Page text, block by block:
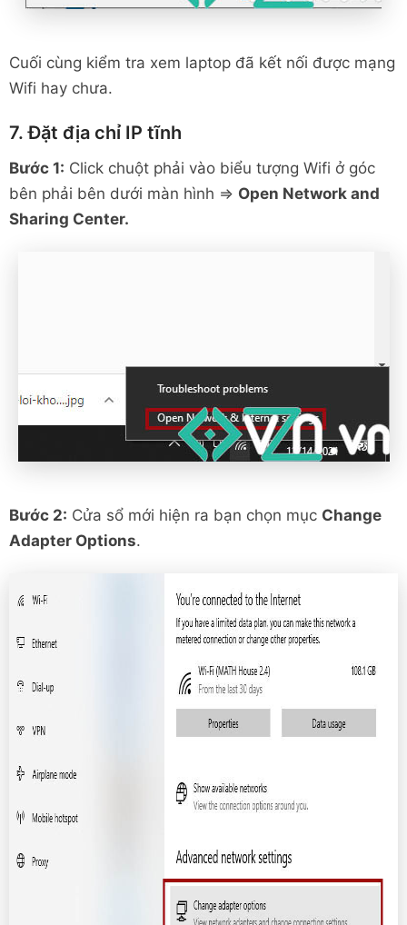
Cuối cùng kiểm tra xem laptop đã kết nối được mạng
Wifi hay chưa.
7. Đặt địa chỉ IP tĩnh
Bước 1: Click chuột phải vào biểu tượng Wifi ở góc
bên phải bên dưới màn hình => Open Network and
Sharing Center.
Bước 2: Cửa sổ mới hiện ra bạn chọn mục Change
Adapter Options.